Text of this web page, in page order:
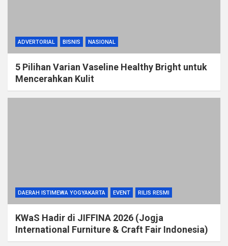
ADVERTORIAL BISNIS NASIONAL
5 Pilihan Varian Vaseline Healthy Bright untuk
Mencerahkan Kulit
DAERAH ISTIMEWA YOGYAKARTA EVENT RILIS RESMI
KWaS Hadir di JIFFINA 2026 (Jogja
International Furniture & Craft Fair Indonesia)